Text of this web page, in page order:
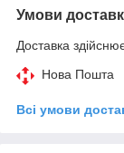
Умови
Доставка
Нова Пошта
Всі умови